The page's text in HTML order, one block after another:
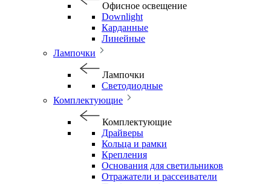
Офисное освещение
Downlight
Карданные
Линейные
Лампочки
Лампочки
Светодиодные
Комплектующие
Комплектующие
Драйверы
Кольца и рамки
Крепления
Основания для светильников
Отражатели и рассеиватели